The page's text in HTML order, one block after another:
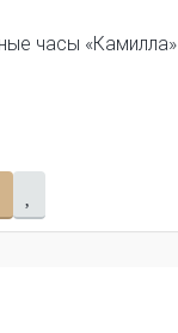
часы «Камилла»